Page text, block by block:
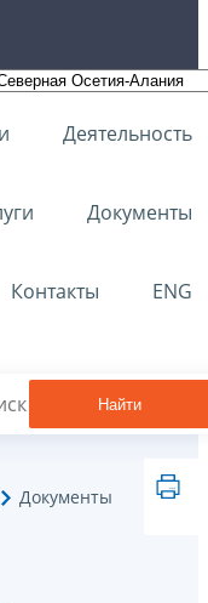
Деятельность
Документы
Контакты ENG
Найти
Документы